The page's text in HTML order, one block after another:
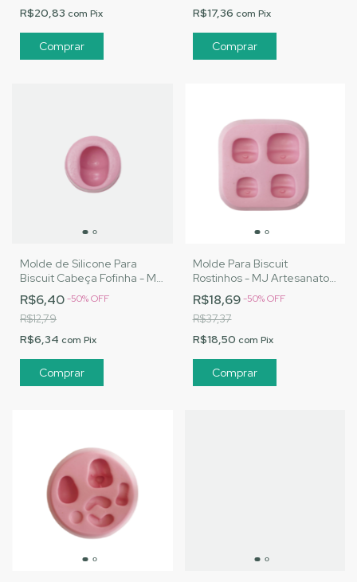
R$20,83 com Pix R$17,36 com Pix
Molde de Silicone Para
Biscuit Cabeça Fofinha - MJ
Artesanatos |Cód. 1836
R$6,40-50%OFF
R$12,79
R$6,34 com Pix
Molde Para Biscuit
Rostinhos - MJ Artesanatos
|Cód. 1820
R$18,69-50%OFF
R$37,37
R$18,50 com Pix